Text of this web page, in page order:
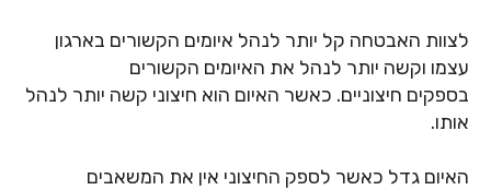
לצוות האבטחה קל יותר לנהל איומים הקשורים בארגון
עצמו וקשה יותר לנהל את האיומים הקשורים
בספקים חיצוניים. כאשר האיום הוא חיצוני קשה יותר לנהל
אותו.
האיום גדל כאשר לספק החיצוני אין את המשאבים